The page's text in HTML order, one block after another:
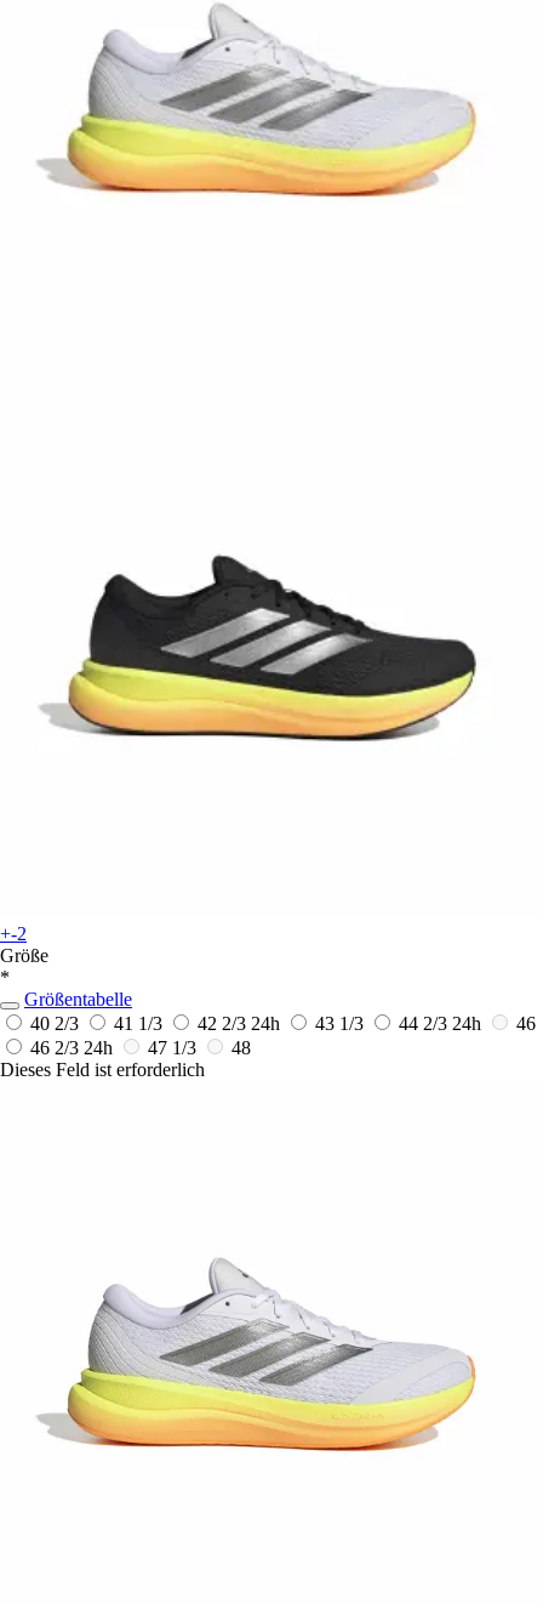
+-2
Größe
*
Größentabelle
40 2/3
41 1/3 42 2/3 24h 43 1/3 44 2/3 24h
46
46 2/3 24h 47 1/3
48
Dieses Feld ist erforderlich